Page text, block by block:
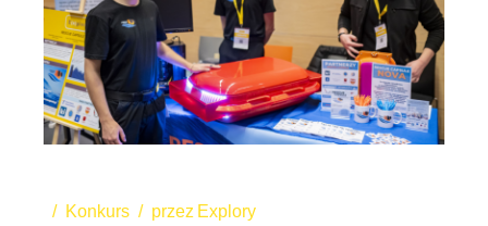
Konkurs przez Explory